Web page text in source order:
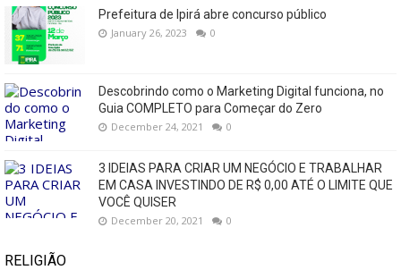
Prefeitura de Ipirá abre concurso público
January 26, 2023 0
Descobrindo como o Marketing Digital funciona, no
Guia COMPLETO para Começar do Zero
December 24, 2021 0
3 IDEIAS PARA CRIAR UM NEGÓCIO E TRABALHAR
EM CASA INVESTINDO DE R$ 0,00 ATÉ O LIMITE QUE
VOCÊ QUISER
December 20, 2021 0
RELIGIÃO